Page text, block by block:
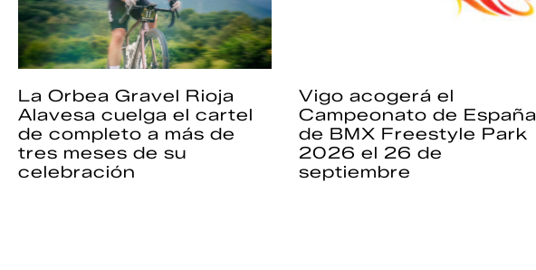
La Orbea Gravel Rioja
Alavesa cuelga el cartel
de completo a más de
tres meses de su
celebración
Vigo acogerá el
Campeonato de España
de BMX Freestyle Park
2026 el 26 de
septiembre